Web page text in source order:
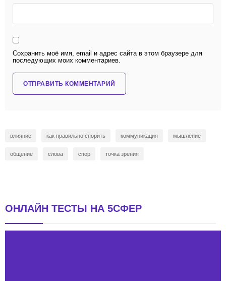
Сохранить моё имя, email и адрес сайта в этом браузере для
последующих моих комментариев.
влияние как правильно спорить коммуникация мышление
общение слова спор точка зрения
ОНЛАЙН ТЕСТЫ НА 5СФЕР